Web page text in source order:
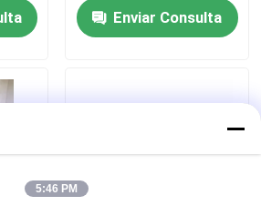
carro de golf
del carro de golf
del carro de golf
Enviar Consulta
5:46 PM